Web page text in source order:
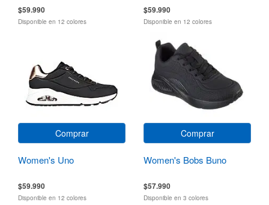
$59.990
Disponible en 12 colores
$59.990
Disponible en 12 colores
Comprar
Women's Uno
$59.990
Disponible en 12 colores
Comprar
Women's Bobs Buno
$57.990
Disponible en 3 colores